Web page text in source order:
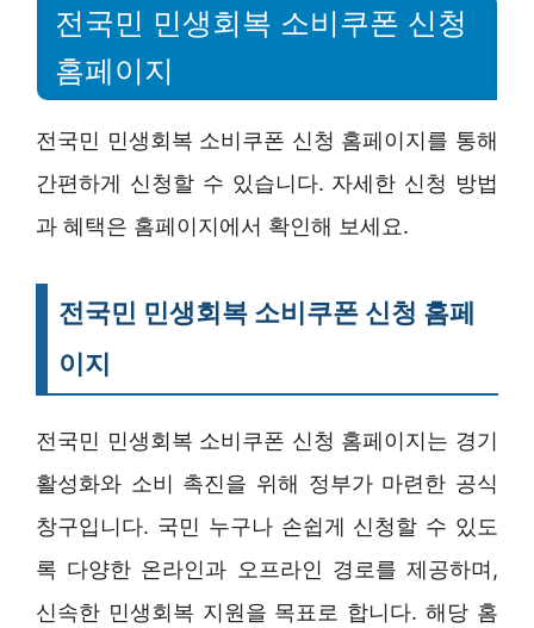
전국민 민생회복 소비쿠폰 신청
홈페이지
전국민 민생회복 소비쿠폰 신청 홈페이지를 통해
간편하게 신청할 수 있습니다. 자세한 신청 방법
과 혜택은 홈페이지에서 확인해 보세요.
전국민 민생회복 소비쿠폰 신청 홈페
이지
전국민 민생회복 소비쿠폰 신청 홈페이지는 경기
활성화와 소비 촉진을 위해 정부가 마련한 공식
창구입니다. 국민 누구나 손쉽게 신청할 수 있도
록 다양한 온라인과 오프라인 경로를 제공하며,
신속한 민생회복 지원을 목표로 합니다. 해당 홈